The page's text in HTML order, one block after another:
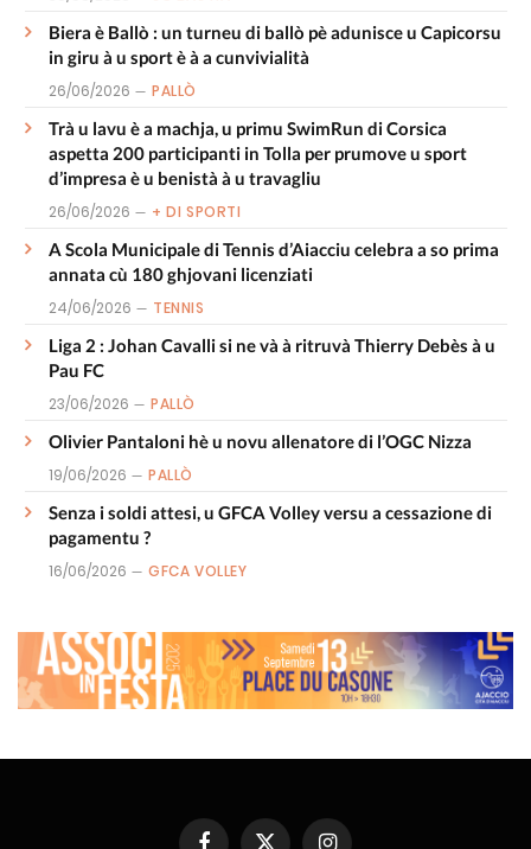
Biera è Ballò : un turneu di ballò pè adunisce u Capicorsu
in giru à u sport è à a cunvivialità
26/06/2026 PALLÒ
Trà u lavu è a machja, u primu SwimRun di Corsica
aspetta 200 participanti in Tolla per prumove u sport
d’impresa è u benistà à u travagliu
26/06/2026 + DI SPORTI
A Scola Municipale di Tennis d’Aiacciu celebra a so prima
annata cù 180 ghjovani licenziati
24/06/2026 TENNIS
Liga 2 : Johan Cavalli si ne và à ritruvà Thierry Debès à u
Pau FC
23/06/2026 PALLÒ
Olivier Pantaloni hè u novu allenatore di l’OGC Nizza
19/06/2026 PALLÒ
Senza i soldi attesi, u GFCA Volley versu a cessazione di
pagamentu ?
16/06/2026 GFCA VOLLEY